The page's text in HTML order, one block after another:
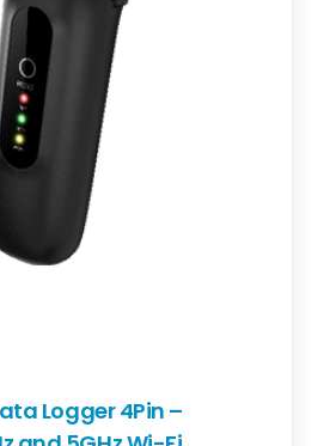
Logger 4Pin –